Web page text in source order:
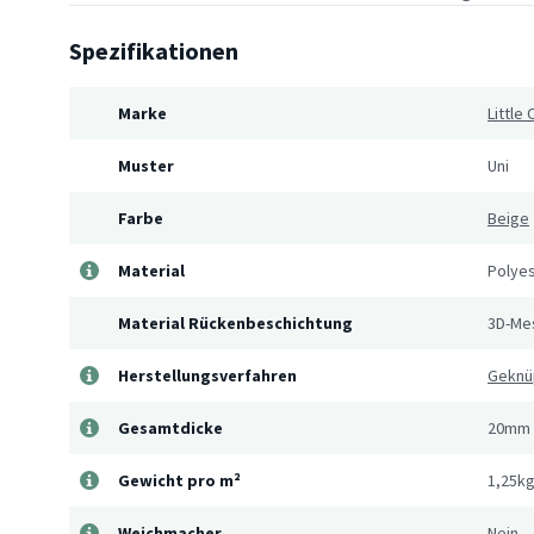
Spezifikationen
Marke Little
Muster Uni
Farbe Beige
Material
Material Rückenbeschichtung 3D-
Herstellungsverfahren
Gesamtdicke 20mm
Gewicht pro m²